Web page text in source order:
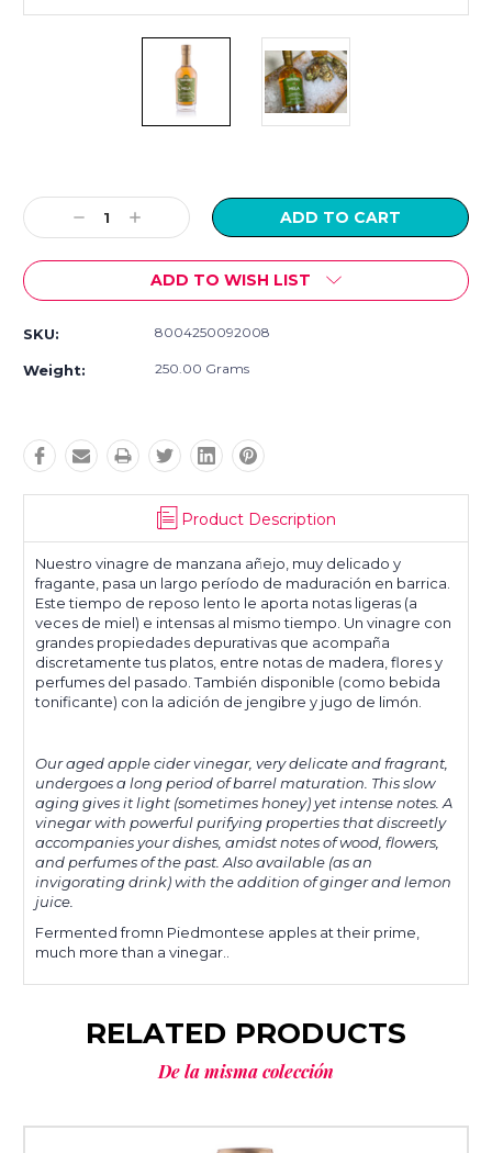
Stock:
Decrease
Quantity:
Increase
Quantity:
ADD TO WISH LIST
SKU: 8004250092008
Weight: 250.00 Grams
Product Description
Nuestro vinagre de manzana añejo, muy delicado y
fragante, pasa un largo período de maduración en barrica.
Este tiempo de reposo lento le aporta notas ligeras (a
veces de miel) e intensas al mismo tiempo. Un vinagre con
grandes propiedades depurativas que acompaña
discretamente tus platos, entre notas de madera, flores y
perfumes del pasado. También disponible (como bebida
tonificante) con la adición de jengibre y jugo de limón.
Our aged apple cider vinegar, very delicate and fragrant,
undergoes a long period of barrel maturation. This slow
aging gives it light (sometimes honey) yet intense notes. A
vinegar with powerful purifying properties that discreetly
accompanies your dishes, amidst notes of wood, flowers,
and perfumes of the past. Also available (as an
invigorating drink) with the addition of ginger and lemon
juice.
Fermented fromn Piedmontese apples at their prime,
much more than a vinegar..
RELATED PRODUCTS
De la misma colección